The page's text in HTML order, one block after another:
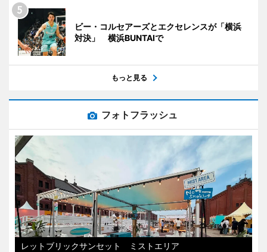
ビー・コルセアーズとエクセレンスが「横浜
対決」 横浜BUNTAIで
もっと見る
フォトフラッシュ
レットブリックサンセット ミストエリア